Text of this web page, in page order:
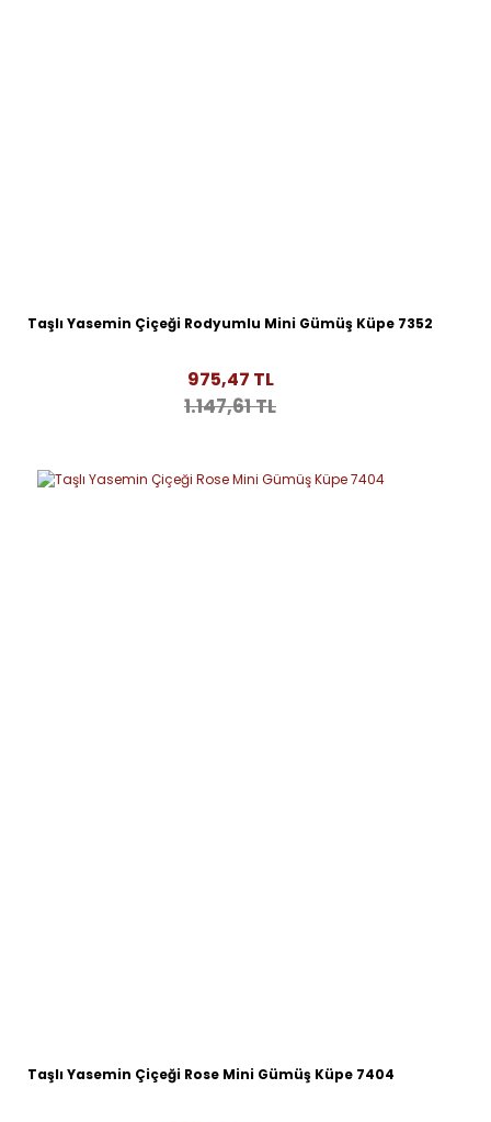
Taşlı Yasemin Çiçeği Rodyumlu Mini Gümüş Küpe 7352
975,47 TL
1.147,61 TL
Taşlı Yasemin Çiçeği Rose Mini Gümüş Küpe 7404